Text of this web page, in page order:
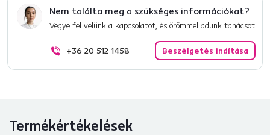
Nem találta meg a szükséges információkat?
Vegye fel velünk a kapcsolatot, és örömmel adunk tanácsot
+36 20 512 1458 Beszélgetés indítása
Termékértékelések